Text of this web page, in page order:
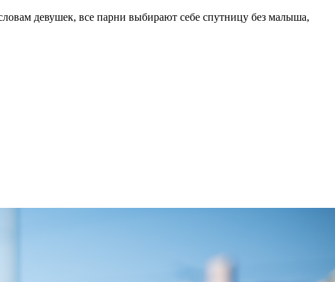
девушек, все парни выбирают себе спутницу без малыша,